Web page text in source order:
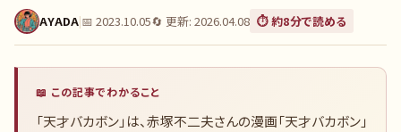
AYADA|📅 2023.10.05🔄 更新: 2026.04.08 ⏱️ 約8分で読める
📖 この記事でわかること
「天才バカボン」は、赤塚不二夫さんの漫画「天才バカボン」